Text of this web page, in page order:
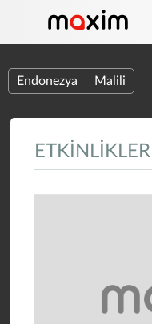
Endonezya Malili
ETKINLIKLER